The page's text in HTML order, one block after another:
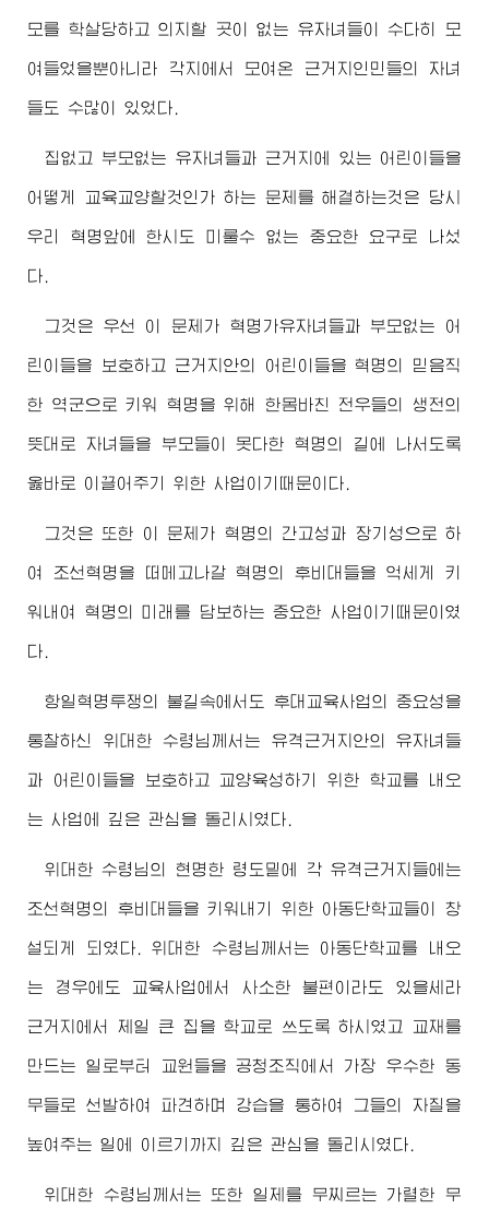
모를 학살당하고 의지할 곳이 없는 유자녀들이 수다히 모
여들었을뿐아니라 각지에서 모여온 근거지인민들의 자녀
들도 수많이 있었다.
집없고 부모없는 유자녀들과 근거지에 있는 어린이들을
어떻게 교육교양할것인가 하는 문제를 해결하는것은 당시
우리 혁명앞에 한시도 미룰수 없는 중요한 요구로 나섰
다.
그것은 우선 이 문제가 혁명가유자녀들과 부모없는 어
린이들을 보호하고 근거지안의 어린이들을 혁명의 믿음직
한 역군으로 키워 혁명을 위해 한몸바친 전우들의 생전의
뜻대로 자녀들을 부모들이 못다한 혁명의 길에 나서도록
옳바로 이끌어주기 위한 사업이기때문이다.
그것은 또한 이 문제가 혁명의 간고성과 장기성으로 하
여 조선혁명을 떠메고나갈 혁명의 후비대들을 억세게 키
워내여 혁명의 미래를 담보하는 중요한 사업이기때문이였
다.
항일혁명투쟁의 불길속에서도 후대교육사업의 중요성을
통찰하신 위대한 수령님 께서는 유격근거지안의 유자녀들
과 어린이들을 보호하고 교양육성하기 위한 학교를 내오
는 사업에 깊은 관심을 돌리시였다.
위대한 수령님의 현명한 령도밑에 각 유격근거지들에는
조선혁명의 후비대들을 키워내기 위한 아동단학교들이 창
설되게 되였다.위대한 수령님 께서는 아동단학교를 내오
는 경우에도 교육사업에서 사소한 불편이라도 있을세라
근거지에서 제일 큰 집을 학교로 쓰도록 하시였고 교재를
만드는 일로부터 교원들을 공청조직에서 가장 우수한 동
무들로 선발하여 파견하며 강습을 통하여 그들의 자질을
높여주는 일에 이르기까지 깊은 관심을 돌리시였다.
위대한 수령님 께서는 또한 일제를 무찌르는 가렬한 무